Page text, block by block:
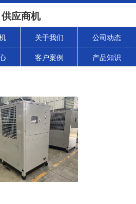
供应商机
关于我们 公司动态
客户案例 产品知识